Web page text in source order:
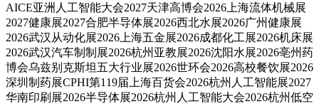
AICE亚洲人工智能大会2027天津高博会2026上海流体机械展
2027健康展2027合肥半导体展2026西北水展2026广州健康展
2026武汉从动化展2026上海五金展2026成都化工展2026机床展
2026武汉汽车制制展2026杭州亚教展2026沈阳水展2026亳州药
博会乌兹别克斯坦五大行业展2026世环会2026高校餐饮展2026
深圳制药展CPHI第119届上海百货会2026杭州人工智能展2027
华南印刷展2026半导体展2026杭州人工智能大会2026杭州低空